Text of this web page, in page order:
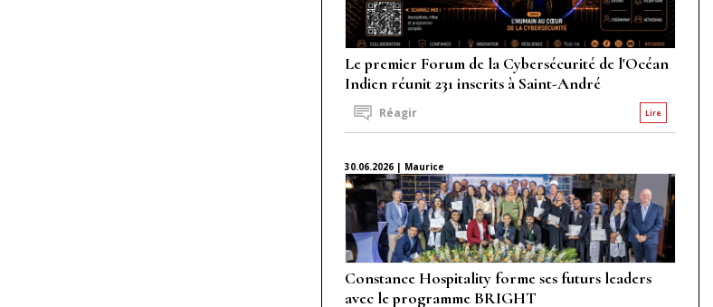
Le premier Forum de la Cybersécurité de l'Océan
Indien réunit 231 inscrits à Saint-André
Lire
Réagir
30.06.2026 | Maurice
Constance Hospitality forme ses futurs leaders
avec le programme BRIGHT